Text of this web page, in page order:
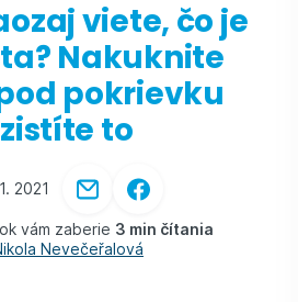
viete, čo je
Nakuknite
pokrievku
to
2021
vám zaberie 3 min čítania
Nevečeřalová